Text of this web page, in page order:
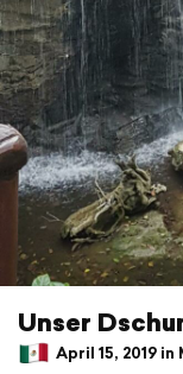
Unser
April 15, 2019 in